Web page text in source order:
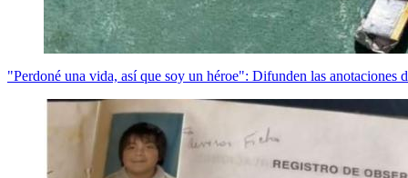
"Perdoné una vida, así que soy un héroe": Difunden las anotaciones